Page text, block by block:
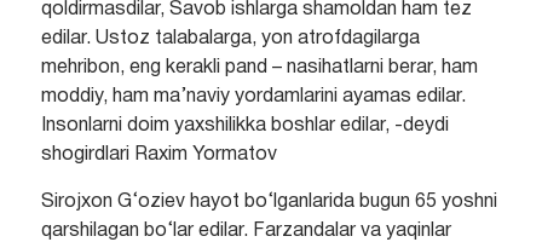
qoldirmasdilar, Savob ishlarga shamoldan ham tez
edilar. Ustoz talabalarga, yon atrofdagilarga
mehribon, eng kerakli pand – nasihatlarni berar, ham
moddiy, ham ma’naviy yordamlarini ayamas edilar.
Insonlarni doim yaxshilikka boshlar edilar, -deydi
shogirdlari Raxim Yormatov
Sirojxon G‘oziev hayot bo‘lganlarida bugun 65 yoshni
qarshilagan bo‘lar edilar. Farzandalar va yaqinlar